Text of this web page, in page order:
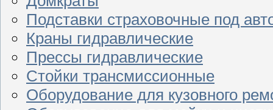
Подставки страховочные под
Краны гидравлические
Прессы гидравлические
Стойки трансмиссионные
Оборудование для кузовного